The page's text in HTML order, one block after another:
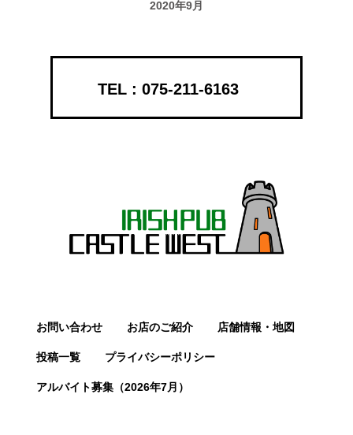
2020年9月
075-211-6163
お問い合わせ お店のご紹介 店舗情報・地図
投稿一覧 プライバシーポリシー
アルバイト募集（2026年7月）